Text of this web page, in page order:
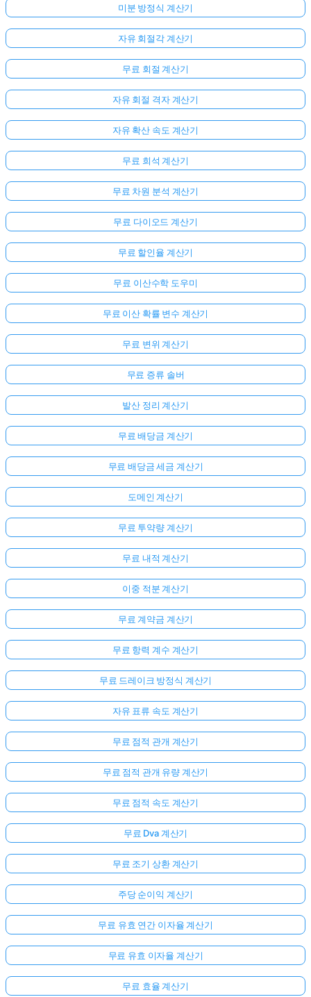
여
기
서
하
세
미분 방정식 계산기
자유 회절각 계산기
무료 회절 계산기
자유 회절 격자 계산기
자유 확산 속도 계산기
무료 희석 계산기
무료 차원 분석 계산기
무료 다이오드 계산기
무료 할인율 계산기
무료 이산수학 도우미
무료 이산 확률 변수 계산기
무료 변위 계산기
무료 증류 솔버
발산 정리 계산기
무료 배당금 계산기
무료 배당금 세금 계산기
도메인 계산기
무료 투약량 계산기
무료 내적 계산기
이중 적분 계산기
무료 계약금 계산기
무료 항력 계수 계산기
무료 드레이크 방정식 계산기
자유 표류 속도 계산기
무료 점적 관개 계산기
무료 점적 관개 유량 계산기
무료 점적 속도 계산기
무료 Dva 계산기
무료 조기 상환 계산기
주당 순이익 계산기
무료 유효 연간 이자율 계산기
무료 유효 이자율 계산기
무료 효율 계산기